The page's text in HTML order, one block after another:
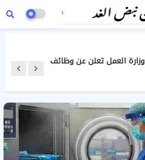
العمل تعلن عن وظائف